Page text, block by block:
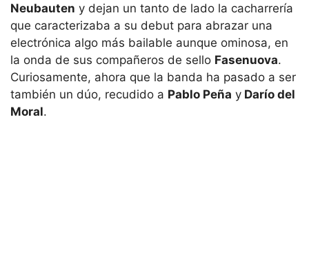
Neubauten y dejan un tanto de lado la cacharrería
que caracterizaba a su debut para abrazar una
electrónica algo más bailable aunque ominosa, en
la onda de sus compañeros de sello Fasenuova.
Curiosamente, ahora que la banda ha pasado a ser
también un dúo, recudido a Pablo Peña y Darío del
Moral.